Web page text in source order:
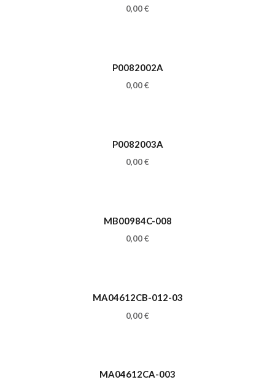
0,00€
P0082002A
0,00€
P0082003A
0,00€
MB00984C-008
0,00€
MA04612CB-012-03
0,00€
MA04612CA-003